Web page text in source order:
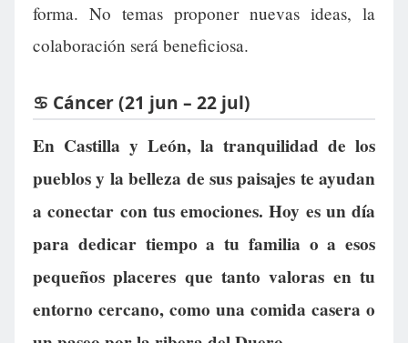
forma. No temas proponer nuevas ideas, la
colaboración será beneficiosa.
♋ Cáncer (21 jun – 22 jul)
En Castilla y León, la tranquilidad de los
pueblos y la belleza de sus paisajes te ayudan
a conectar con tus emociones. Hoy es un día
para dedicar tiempo a tu familia o a esos
pequeños placeres que tanto valoras en tu
entorno cercano, como una comida casera o